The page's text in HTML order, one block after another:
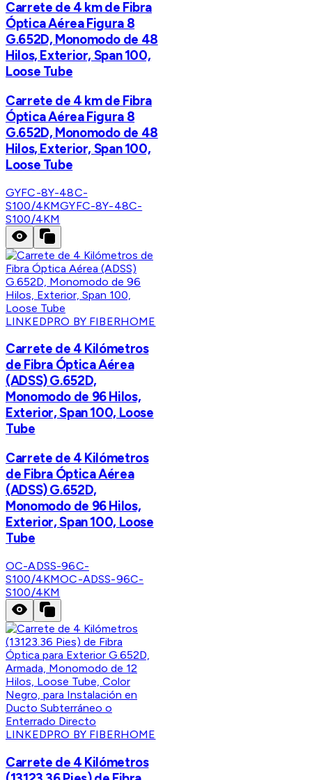
Carrete de 4 km de Fibra
Óptica Aérea Figura 8
G.652D, Monomodo de 48
Hilos, Exterior, Span 100,
Loose Tube
Carrete de 4 km de Fibra
Óptica Aérea Figura 8
G.652D, Monomodo de 48
Hilos, Exterior, Span 100,
Loose Tube
GYFC-8Y-48C-
S100/4KMGYFC-8Y-48C-
S100/4KM
LINKEDPRO BY FIBERHOME
Carrete de 4 Kilómetros
de Fibra Óptica Aérea
(ADSS) G.652D,
Monomodo de 96 Hilos,
Exterior, Span 100, Loose
Tube
Carrete de 4 Kilómetros
de Fibra Óptica Aérea
(ADSS) G.652D,
Monomodo de 96 Hilos,
Exterior, Span 100, Loose
Tube
OC-ADSS-96C-
S100/4KMOC-ADSS-96C-
S100/4KM
LINKEDPRO BY FIBERHOME
Carrete de 4 Kilómetros